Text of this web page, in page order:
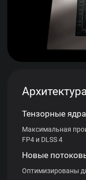
Тензорные
Максимальная
FP4 и DLSS 4
Новые
Оптимизированы